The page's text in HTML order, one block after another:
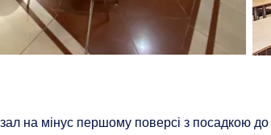
на мінус першому поверсі з посадкою до